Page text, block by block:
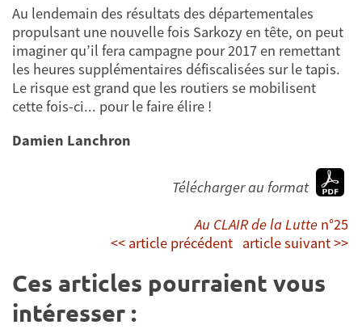
Au lendemain des résultats des départementales
propulsant une nouvelle fois Sarkozy en tête, on peut
imaginer qu’il fera campagne pour 2017 en remettant
les heures supplémentaires défiscalisées sur le tapis.
Le risque est grand que les routiers se mobilisent
cette fois-ci... pour le faire élire !
Damien Lanchron
Télécharger au format
Au CLAIR de la Lutte n°25
<< article précédent article suivant >>
Ces articles pourraient vous
intéresser :